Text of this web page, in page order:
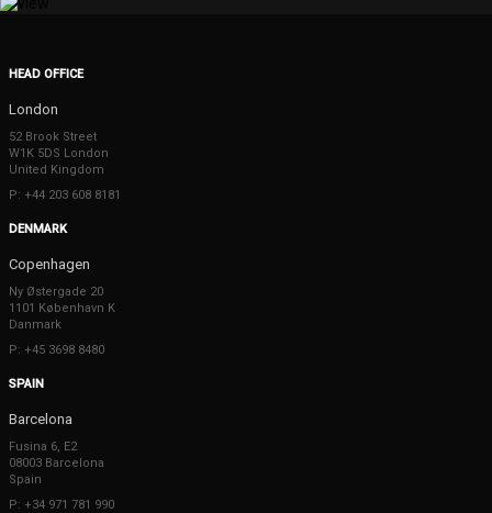
HEAD OFFICE
London
52 Brook Street
W1K 5DS London
United Kingdom
P: +44 203 608 8181
DENMARK
Copenhagen
Ny Østergade 20
1101 København K
Danmark
P: +45 3698 8480
SPAIN
Barcelona
Fusina 6, E2
08003 Barcelona
Spain
P: +34 971 781 990